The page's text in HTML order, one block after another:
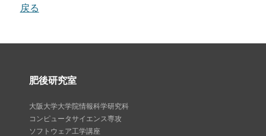
戻る
肥後研究室
大阪大学大学院情報科学研究科
コンピュータサイエンス専攻
ソフトウェア工学講座